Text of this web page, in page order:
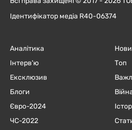
Ідентифікатор медіа R40-06374
Аналітика
Інтерв'ю
Ексклюзив
Блоги
Євро-2024
ЧC-2022
Топ